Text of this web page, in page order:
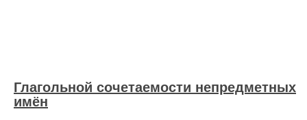
Глагольной сочетаемости непредметных
имён